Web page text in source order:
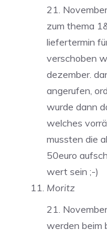
21.
zum thema
liefertermin
verschoben
dezember.
angerufen,
wurde dann
welches
mussten die
50euro
wert sein ;-)
Moritz
21.
werden beim